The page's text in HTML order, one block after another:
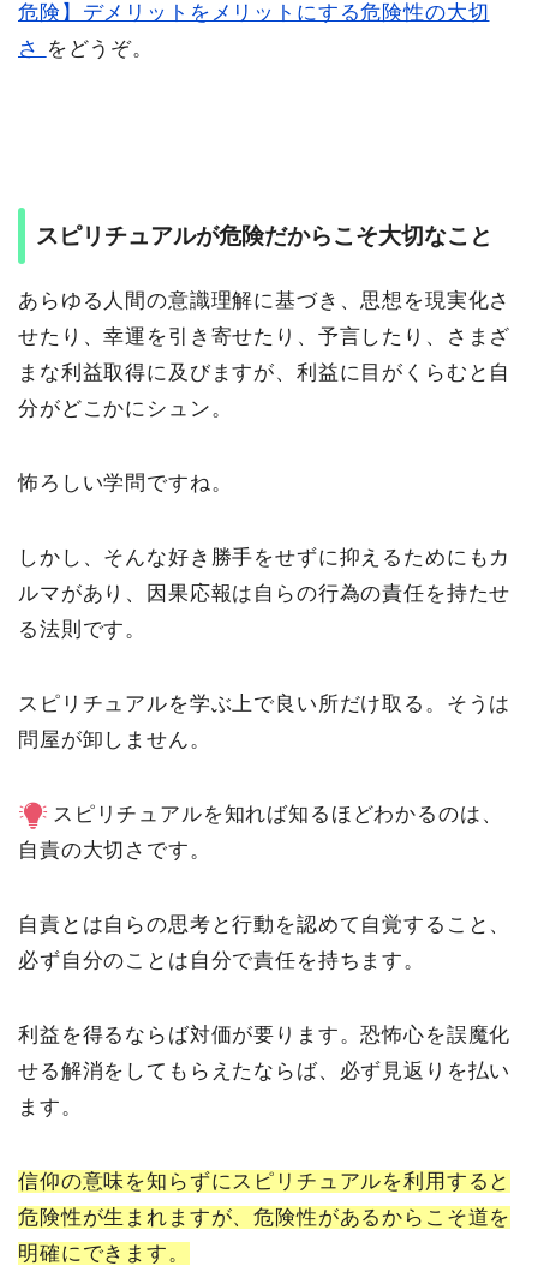
危険】デメリットをメリットにする危険性の大切
さ
をどうぞ。
スピリチュアルが危険だからこそ大切なこと
あらゆる人間の意識理解に基づき、思想を現実化さ
せたり、幸運を引き寄せたり、予言したり、さまざ
まな利益取得に及びますが、利益に目がくらむと自
分がどこかにシュン。
怖ろしい学問ですね。
しかし、そんな好き勝手をせずに抑えるためにもカ
ルマがあり、因果応報は自らの行為の責任を持たせ
る法則です。
スピリチュアルを学ぶ上で良い所だけ取る。そうは
問屋が卸しません。
スピリチュアルを知れば知るほどわかるのは、
自責の大切さです。
自責とは自らの思考と行動を認めて自覚すること、
必ず自分のことは自分で責任を持ちます。
利益を得るならば対価が要ります。恐怖心を誤魔化
せる解消をしてもらえたならば、必ず見返りを払い
ます。
信仰の意味を知らずにスピリチュアルを利用すると
危険性が生まれますが、危険性があるからこそ道を
明確にできます。